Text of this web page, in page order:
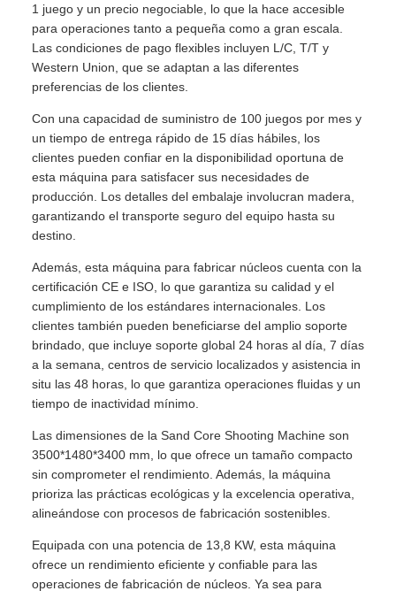
1 juego y un precio negociable, lo que la hace accesible
para operaciones tanto a pequeña como a gran escala.
Las condiciones de pago flexibles incluyen L/C, T/T y
Western Union, que se adaptan a las diferentes
preferencias de los clientes.
Con una capacidad de suministro de 100 juegos por mes y
un tiempo de entrega rápido de 15 días hábiles, los
clientes pueden confiar en la disponibilidad oportuna de
esta máquina para satisfacer sus necesidades de
producción. Los detalles del embalaje involucran madera,
garantizando el transporte seguro del equipo hasta su
destino.
Además, esta máquina para fabricar núcleos cuenta con la
certificación CE e ISO, lo que garantiza su calidad y el
cumplimiento de los estándares internacionales. Los
clientes también pueden beneficiarse del amplio soporte
brindado, que incluye soporte global 24 horas al día, 7 días
a la semana, centros de servicio localizados y asistencia in
situ las 48 horas, lo que garantiza operaciones fluidas y un
tiempo de inactividad mínimo.
Las dimensiones de la Sand Core Shooting Machine son
3500*1480*3400 mm, lo que ofrece un tamaño compacto
sin comprometer el rendimiento. Además, la máquina
prioriza las prácticas ecológicas y la excelencia operativa,
alineándose con procesos de fabricación sostenibles.
Equipada con una potencia de 13,8 KW, esta máquina
ofrece un rendimiento eficiente y confiable para las
operaciones de fabricación de núcleos. Ya sea para